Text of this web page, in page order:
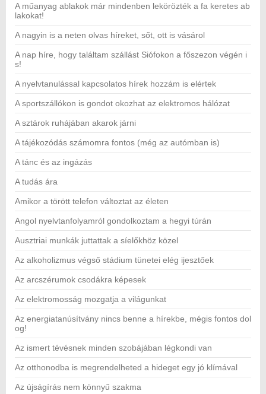
A műanyag ablakok már mindenben lekörözték a fa keretes ab
lakokat!
A nagyin is a neten olvas híreket, sőt, ott is vásárol
A nap híre, hogy találtam szállást Siófokon a főszezon végén i
s!
A nyelvtanulással kapcsolatos hírek hozzám is elértek
A sportszállókon is gondot okozhat az elektromos hálózat
A sztárok ruhájában akarok járni
A tájékozódás számomra fontos (még az autómban is)
A tánc és az ingázás
A tudás ára
Amikor a törött telefon változtat az életen
Angol nyelvtanfolyamról gondolkoztam a hegyi túrán
Ausztriai munkák juttattak a síelőkhöz közel
Az alkoholizmus végső stádium tünetei elég ijesztőek
Az arcszérumok csodákra képesek
Az elektromosság mozgatja a világunkat
Az energiatanúsítvány nincs benne a hírekbe, mégis fontos dol
og!
Az ismert tévésnek minden szobájában légkondi van
Az otthonodba is megrendelheted a hideget egy jó klímával
Az újságírás nem könnyű szakma